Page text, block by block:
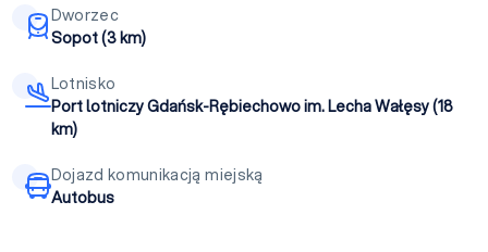
Dworzec
Sopot (3 km)
Lotnisko
Port lotniczy Gdańsk-Rębiechowo im. Lecha Wałęsy (18
km)
Dojazd komunikacją miejską
Autobus